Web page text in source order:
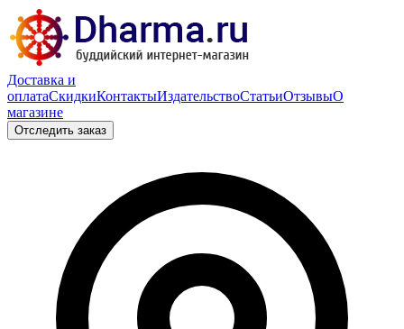
Доставка и
оплатаСкидкиКонтактыИздательствоСтатьиОтзывыО
магазине
Отследить заказ